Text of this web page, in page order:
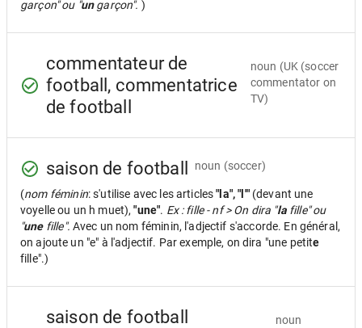
garçon" ou "ungarçon". )
commentateur de
football, commentatrice
de football
noun (UK (soccer
commentator on
TV)
saison de football noun (soccer)
(nom féminin: s'utilise avec les articles"la", "l'" (devant une
voyelle ou un h muet),"une". Ex : fille - nf > On dira "lafille" ou
"unefille". Avec un nom féminin, l'adjectif s'accorde. En général,
on ajoute un "e" à l'adjectif. Par exemple, on dira "une petite
fille".)
saison de football
noun